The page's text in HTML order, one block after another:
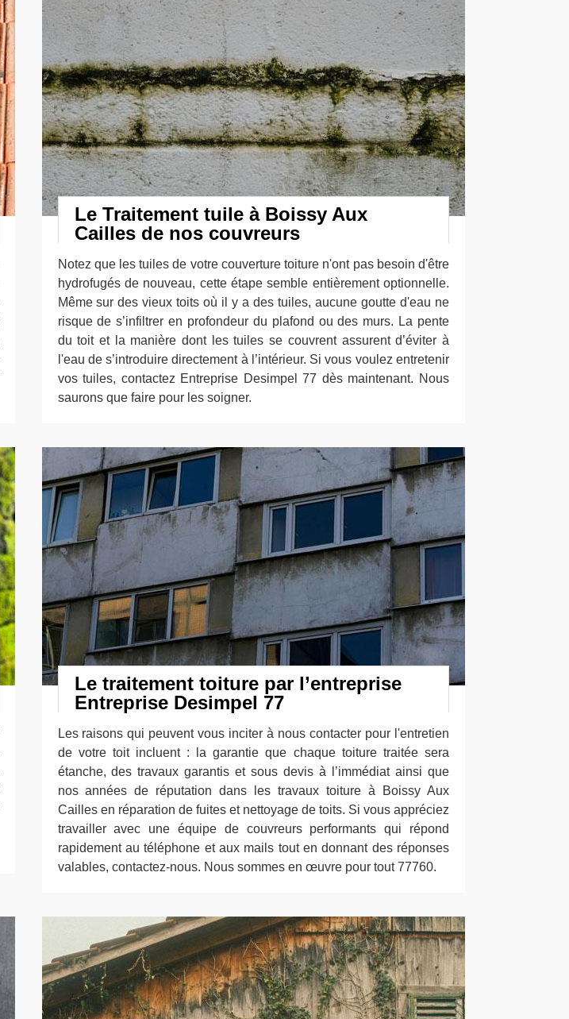
Le Traitement tuile à Boissy Aux
Cailles de nos couvreurs
Notez que les tuiles de votre couverture toiture n'ont pas besoin d'être
hydrofugés de nouveau, cette étape semble entièrement optionnelle.
Même sur des vieux toits où il y a des tuiles, aucune goutte d'eau ne
risque de s’infiltrer en profondeur du plafond ou des murs. La pente
du toit et la manière dont les tuiles se couvrent assurent d’éviter à
l'eau de s’introduire directement à l’intérieur. Si vous voulez entretenir
vos tuiles, contactez Entreprise Desimpel 77 dès maintenant. Nous
saurons que faire pour les soigner.
Le traitement toiture par l’entreprise
Entreprise Desimpel 77
Les raisons qui peuvent vous inciter à nous contacter pour l'entretien
de votre toit incluent : la garantie que chaque toiture traitée sera
étanche, des travaux garantis et sous devis à l’immédiat ainsi que
nos années de réputation dans les travaux toiture à Boissy Aux
Cailles en réparation de fuites et nettoyage de toits. Si vous appréciez
travailler avec une équipe de couvreurs performants qui répond
rapidement au téléphone et aux mails tout en donnant des réponses
valables, contactez-nous. Nous sommes en œuvre pour tout 77760.